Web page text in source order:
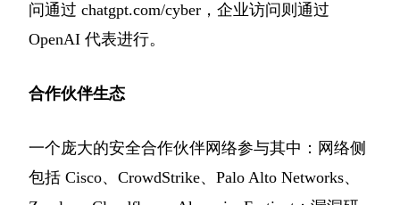
问通过 chatgpt.com/cyber，企业访问则通过
OpenAI 代表进行。
合作伙伴生态
一个庞大的安全合作伙伴网络参与其中：网络侧
包括 Cisco、CrowdStrike、Palo Alto Networks、